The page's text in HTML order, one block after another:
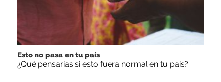
Esto no pasa en tu país
¿Qué pensarías si esto fuera normal en tu país?